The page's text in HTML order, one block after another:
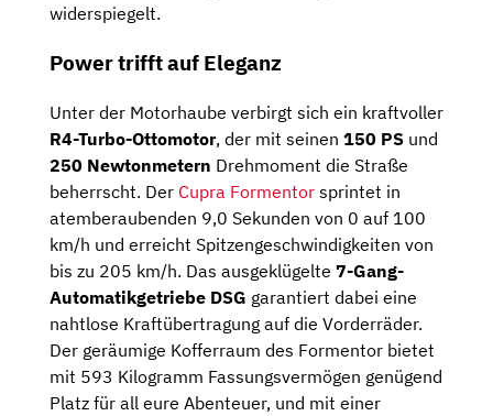
widerspiegelt.
Power trifft auf Eleganz
Unter der Motorhaube verbirgt sich ein kraftvoller
R4-Turbo-Ottomotor, der mit seinen 150 PS und
250 Newtonmetern Drehmoment die Straße
beherrscht. Der Cupra Formentor sprintet in
atemberaubenden 9,0 Sekunden von 0 auf 100
km/h und erreicht Spitzengeschwindigkeiten von
bis zu 205 km/h. Das ausgeklügelte 7-Gang-
Automatikgetriebe DSG garantiert dabei eine
nahtlose Kraftübertragung auf die Vorderräder.
Der geräumige Kofferraum des Formentor bietet
mit 593 Kilogramm Fassungsvermögen genügend
Platz für all eure Abenteuer, und mit einer